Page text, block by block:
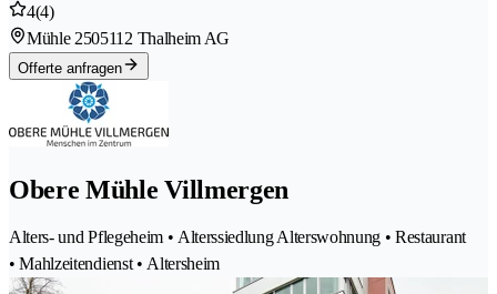
4(4)
Mühle 2505112 Thalheim AG
Offerte anfragen
Obere Mühle Villmergen
Alters- und Pflegeheim • Alterssiedlung Alterswohnung • Restaurant
• Mahlzeitendienst • Altersheim